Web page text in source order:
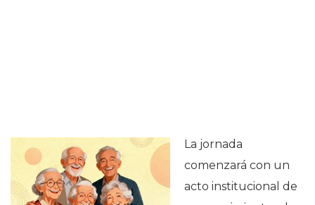
La jornada
comenzará con un
acto institucional de